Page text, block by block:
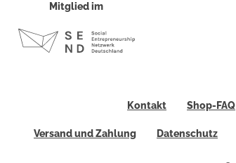
Mitglied im
Kontakt Shop-FAQ
Versand und Zahlung Datenschutz